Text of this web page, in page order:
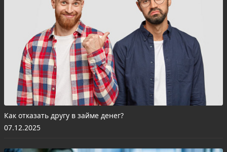
Как отказать другу в займе денег?
07.12.2025